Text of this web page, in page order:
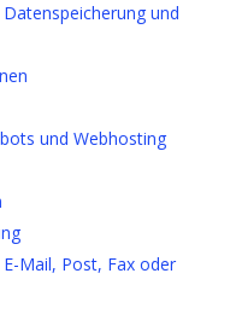
und
und Webhosting
Mail, Post, Fax oder